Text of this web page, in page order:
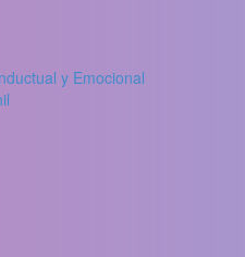
y Emocional